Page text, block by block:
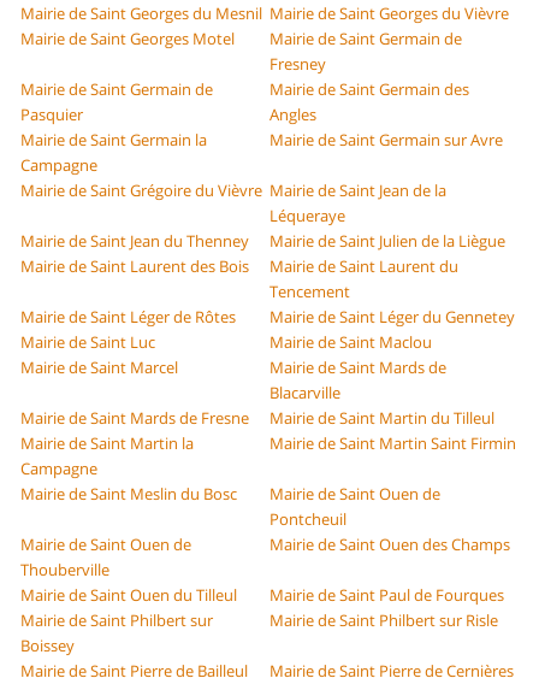
Mairie de Saint Georges du Mesnil Mairie de Saint Georges du Vièvre
Mairie de Saint Georges Motel
Mairie de Saint Germain de
Fresney
Mairie de Saint Germain de
Pasquier
Mairie de Saint Germain des
Angles
Mairie de Saint Germain la
Campagne
Mairie de Saint Germain sur Avre
Mairie de Saint Grégoire du Vièvre Mairie de Saint Jean de la
Léqueraye
Mairie de Saint Jean du Thenney
Mairie de Saint Julien de la Liègue
Mairie de Saint Laurent des Bois
Mairie de Saint Laurent du
Tencement
Mairie de Saint Léger de Rôtes
Mairie de Saint Léger du Gennetey
Mairie de Saint Luc
Mairie de Saint Maclou
Mairie de Saint Marcel
Mairie de Saint Mards de
Blacarville
Mairie de Saint Mards de Fresne
Mairie de Saint Martin du Tilleul
Mairie de Saint Martin la
Campagne
Mairie de Saint Martin Saint Firmin
Mairie de Saint Meslin du Bosc
Mairie de Saint Ouen de
Pontcheuil
Mairie de Saint Ouen de
Thouberville
Mairie de Saint Ouen des Champs
Mairie de Saint Ouen du Tilleul
Mairie de Saint Paul de Fourques
Mairie de Saint Philbert sur
Boissey
Mairie de Saint Philbert sur Risle
Mairie de Saint Pierre de Bailleul
Mairie de Saint Pierre de Cernières